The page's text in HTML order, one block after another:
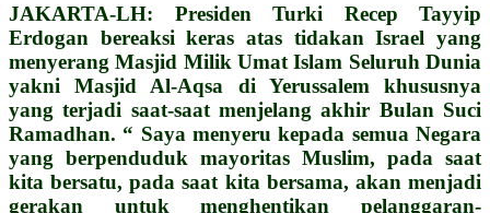
JAKARTA-LH: Presiden Turki Recep Tayyip
Erdogan bereaksi keras atas tidakan Israel yang
menyerang Masjid Milik Umat Islam Seluruh Dunia
yakni Masjid Al-Aqsa di Yerussalem khususnya
yang terjadi saat-saat menjelang akhir Bulan Suci
Ramadhan. “ Saya menyeru kepada semua Negara
yang berpenduduk mayoritas Muslim, pada saat
kita bersatu, pada saat kita bersama, akan menjadi
gerakan untuk menghentikan pelanggaran-